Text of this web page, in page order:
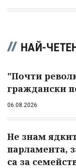
НАЙ-
"Почти
граждански
06.08.2026
Не знам
парламента,
са за